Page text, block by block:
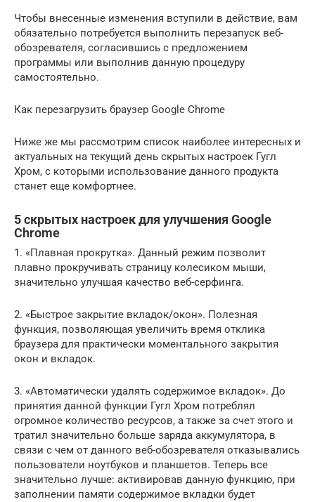
Чтобы внесенные изменения вступили в действие, вам
обязательно потребуется выполнить перезапуск веб-
обозревателя, согласившись с предложением
программы или выполнив данную процедуру
самостоятельно.
Как перезагрузить браузер Google Chrome
Ниже же мы рассмотрим список наиболее интересных и
актуальных на текущий день скрытых настроек Гугл
Хром, с которыми использование данного продукта
станет еще комфортнее.
5 скрытых настроек для улучшения Google
Chrome
1. «Плавная прокрутка». Данный режим позволит
плавно прокручивать страницу колесиком мыши,
значительно улучшая качество веб-серфинга.
2. «Быстрое закрытие вкладок/окон». Полезная
функция, позволяющая увеличить время отклика
браузера для практически моментального закрытия
окон и вкладок.
3. «Автоматически удалять содержимое вкладок». До
принятия данной функции Гугл Хром потреблял
огромное количество ресурсов, а также за счет этого и
тратил значительно больше заряда аккумулятора, в
связи с чем от данного веб-обозревателя отказывались
пользователи ноутбуков и планшетов. Теперь все
значительно лучше: активировав данную функцию, при
заполнении памяти содержимое вкладки будет